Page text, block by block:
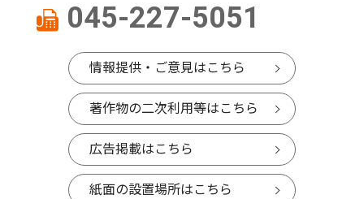
045-227-5051
情報提供・ご意見はこちら
著作物の二次利用等はこちら
広告掲載はこちら
紙面の設置場所はこちら